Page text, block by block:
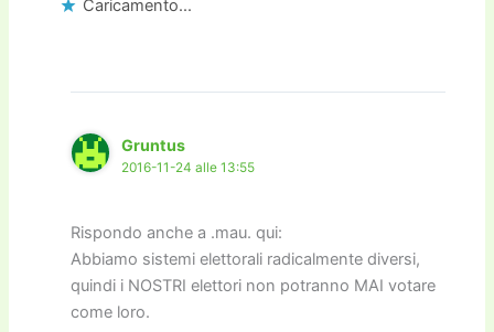
Caricamento...
Gruntus
2016-11-24 alle 13:55
Rispondo anche a .mau. qui:
Abbiamo sistemi elettorali radicalmente diversi,
quindi i NOSTRI elettori non potranno MAI votare
come loro.